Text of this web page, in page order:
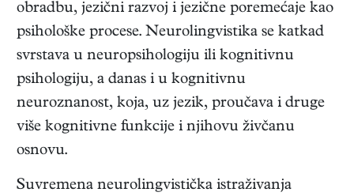
obradbu, jezični razvoj i jezične poremećaje kao
psihološke procese. Neurolingvistika se katkad
svrstava u neuropsihologiju ili kognitivnu
psihologiju, a danas i u kognitivnu
neuroznanost, koja, uz jezik, proučava i druge
više kognitivne funkcije i njihovu živčanu
osnovu.
Suvremena neurolingvistička istraživanja